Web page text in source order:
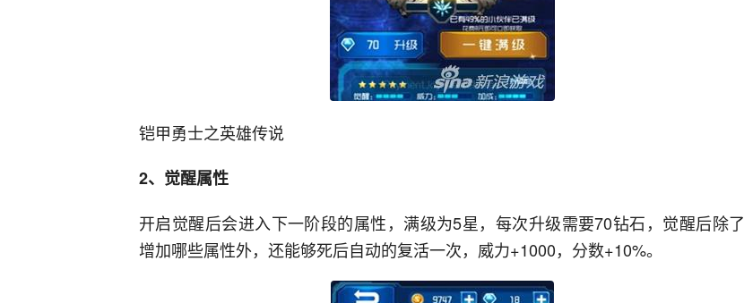
铠甲勇士之英雄传说
2、觉醒属性
开启觉醒后会进入下一阶段的属性，满级为5星，每次升级需要70钻石，觉醒后除了
增加哪些属性外，还能够死后自动的复活一次，威力+1000，分数+10%。